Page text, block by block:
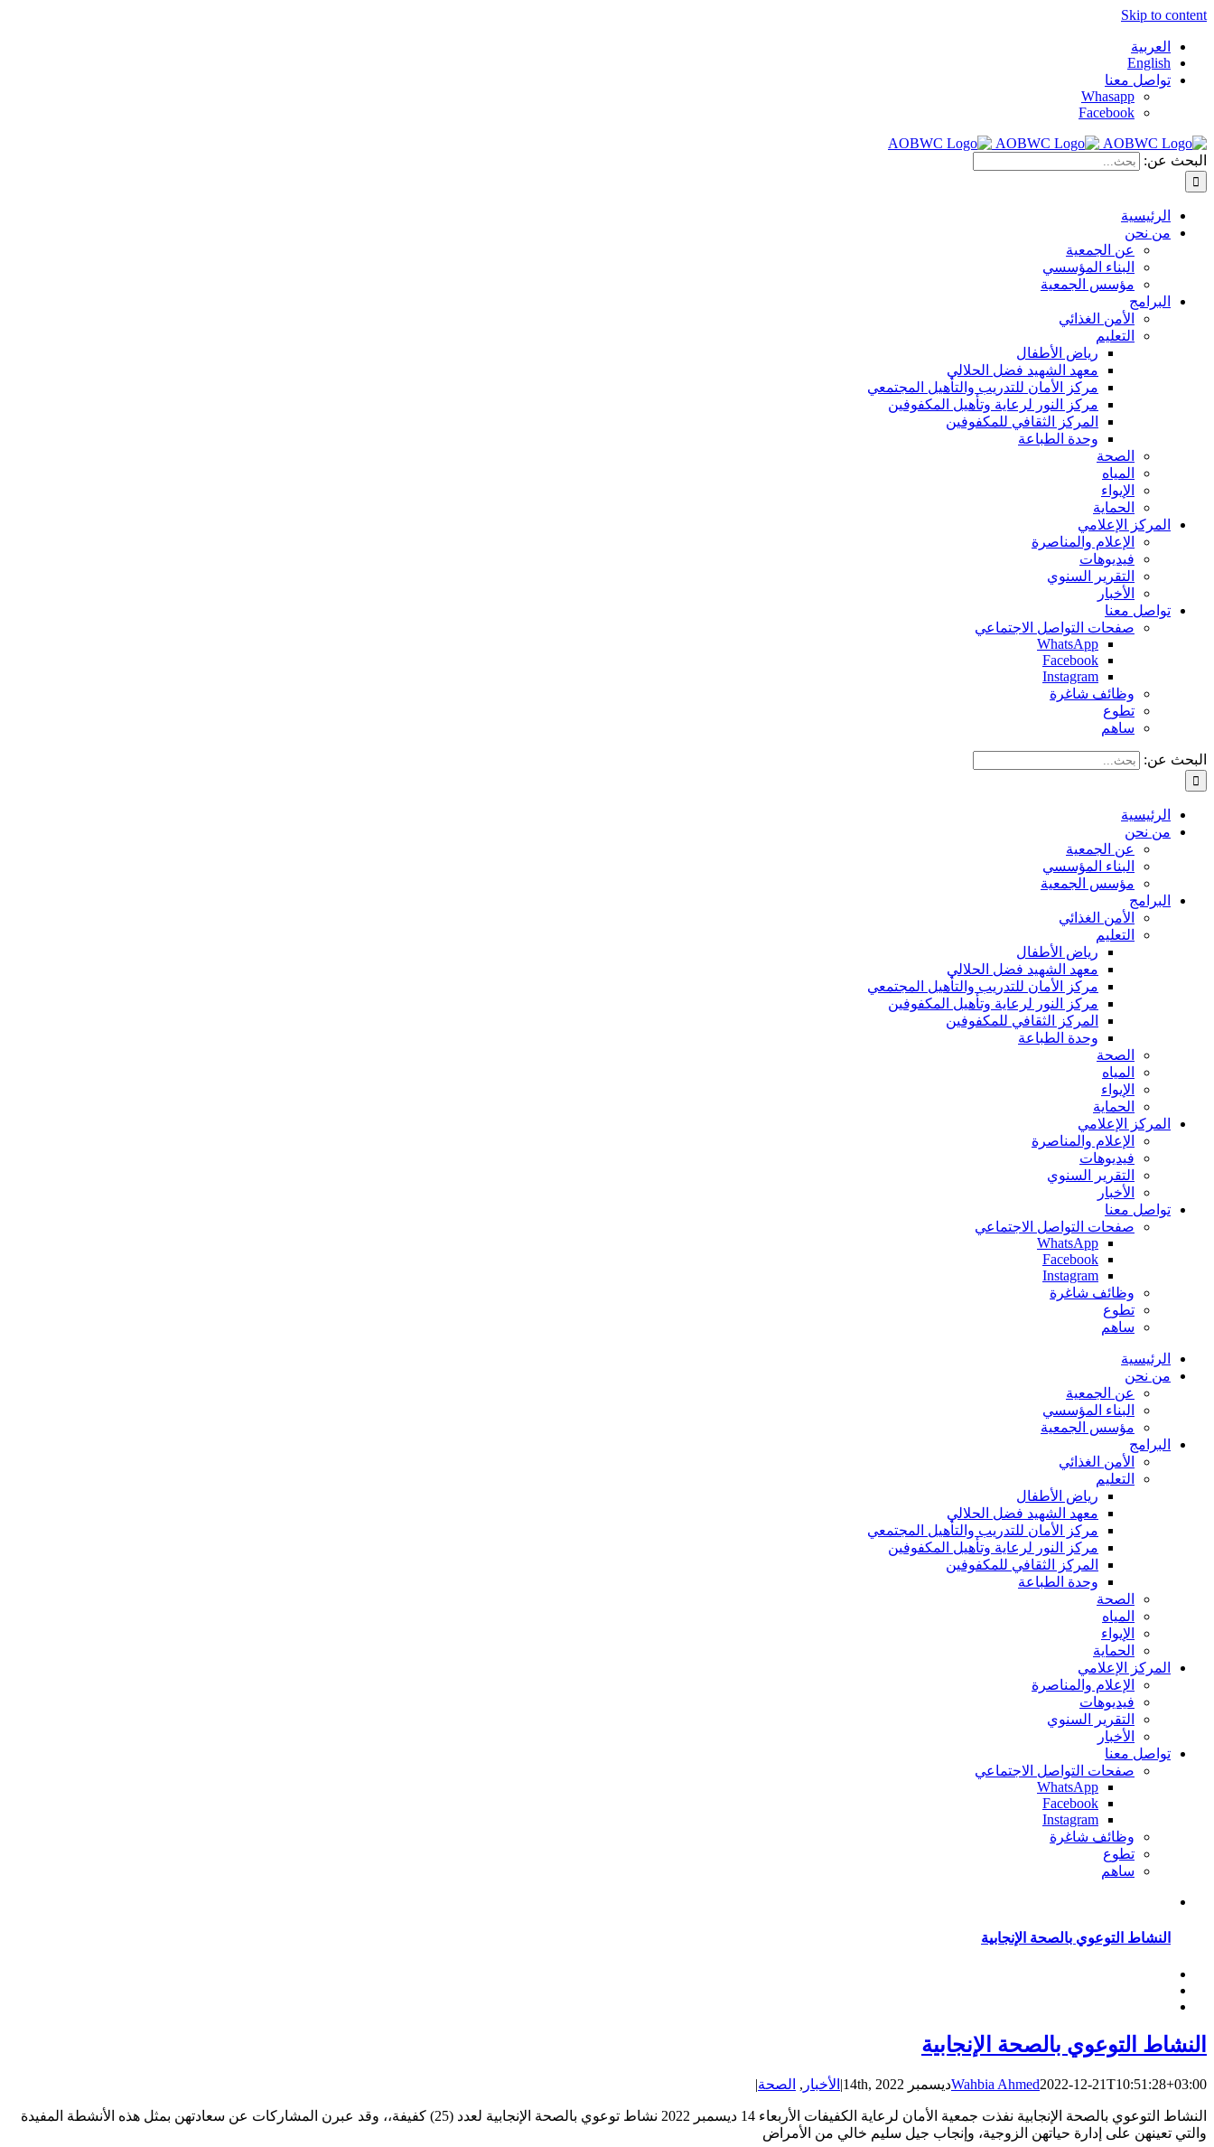
Skip to content
العربية
English
تواصل معنا
Whasapp
Facebook
البحث عن:
الرئيسية
من نحن
عن الجمعية
البناء المؤسسي
مؤسس الجمعية
البرامج
الأمن الغذائي
التعليم
رياض الأطفال
معهد الشهيد فضل الحلالي
مركز الأمان للتدريب والتأهيل المجتمعي
مركز النور لرعاية وتأهيل المكفوفين
المركز الثقافي للمكفوفين
وحدة الطباعة
الصحة
المياه
الإيواء
الحماية
المركز الإعلامي
الإعلام والمناصرة
فيديوهات
التقرير السنوي
الأخبار
تواصل معنا
صفحات التواصل الاجتماعي
WhatsApp
Facebook
Instagram
وظائف شاغرة
تطوع
ساهم
البحث عن:
الرئيسية
من نحن
عن الجمعية
البناء المؤسسي
مؤسس الجمعية
البرامج
الأمن الغذائي
التعليم
رياض الأطفال
معهد الشهيد فضل الحلالي
مركز الأمان للتدريب والتأهيل المجتمعي
مركز النور لرعاية وتأهيل المكفوفين
المركز الثقافي للمكفوفين
وحدة الطباعة
الصحة
المياه
الإيواء
الحماية
المركز الإعلامي
الإعلام والمناصرة
فيديوهات
التقرير السنوي
الأخبار
تواصل معنا
صفحات التواصل الاجتماعي
WhatsApp
Facebook
Instagram
وظائف شاغرة
تطوع
ساهم
الرئيسية
من نحن
عن الجمعية
البناء المؤسسي
مؤسس الجمعية
البرامج
الأمن الغذائي
التعليم
رياض الأطفال
معهد الشهيد فضل الحلالي
مركز الأمان للتدريب والتأهيل المجتمعي
مركز النور لرعاية وتأهيل المكفوفين
المركز الثقافي للمكفوفين
وحدة الطباعة
الصحة
المياه
الإيواء
الحماية
المركز الإعلامي
الإعلام والمناصرة
فيديوهات
التقرير السنوي
الأخبار
تواصل معنا
صفحات التواصل الاجتماعي
WhatsApp
Facebook
Instagram
وظائف شاغرة
تطوع
ساهم
النشاط التوعوي بالصحة الإنجابية
النشاط التوعوي بالصحة الإنجابية
Wahbia Ahmed2022-12-21T10:51:28+03:00 ديسمبر 14th, 2022 | الأخبار , الصحة|
النشاط التوعوي بالصحة الإنجابية نفذت جمعية الأمان لرعاية الكفيفات الأربعاء 14 ديسمبر 2022 نشاط توعوي بالصحة الإنجابية لعدد (25) كفيفة،، وقد عبرن المشاركات عن سعادتهن بمثل هذه الأنشطة المفيدة
والتي تعينهن على إدارة حياتهن الزوجية، وإنجاب جيل سليم خالي من الأمراض